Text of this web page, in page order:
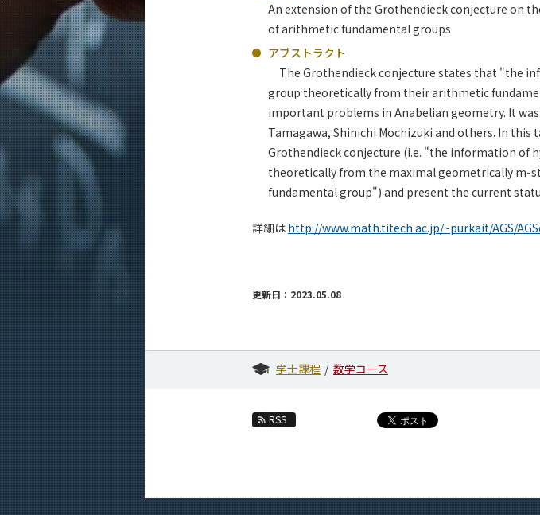
An extension of the Grothendieck conjecture on
of arithmetic fundamental groups
アブストラクト
The Grothendieck conjecture states that "the
group theoretically from their arithmetic
important problems in Anabelian geometry. It
Tamagawa, Shinichi Mochizuki and others. In
Grothendieck conjecture (i.e. "the information of
theoretically from the maximal geometrically m-
fundamental group") and present the current
詳細は http://www.math.titech.ac.jp/~purkait/AGS/
更新日：2023.05.08
学士課程 数学コース
RSS